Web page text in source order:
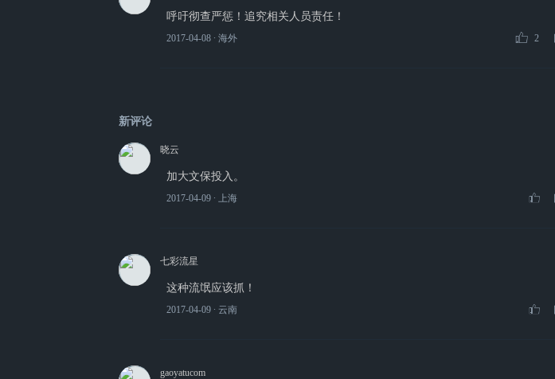
呼吁彻查严惩！追究相关人员责任！
2017-04-08 ∙ 海外 2
新评论
晓云
加大文保投入。
2017-04-09 ∙ 上海
七彩流星
这种流氓应该抓！
2017-04-09 ∙ 云南
gaoyatucom